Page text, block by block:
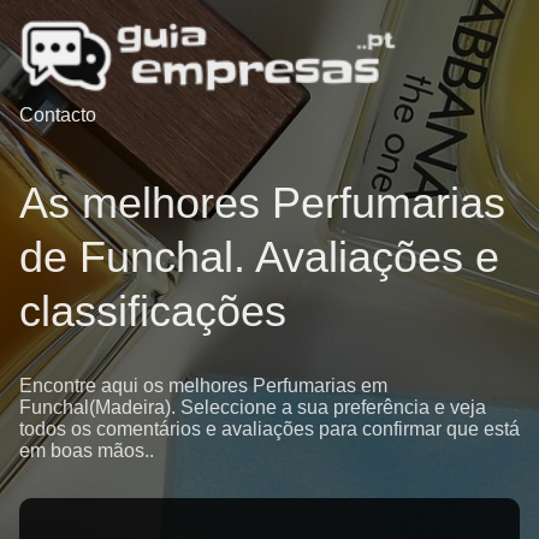
Contacto
As melhores Perfumarias
de Funchal. Avaliações e
classificações
Encontre aqui os melhores Perfumarias em
Funchal(Madeira). Seleccione a sua preferência e veja
todos os comentários e avaliações para confirmar que está
em boas mãos..